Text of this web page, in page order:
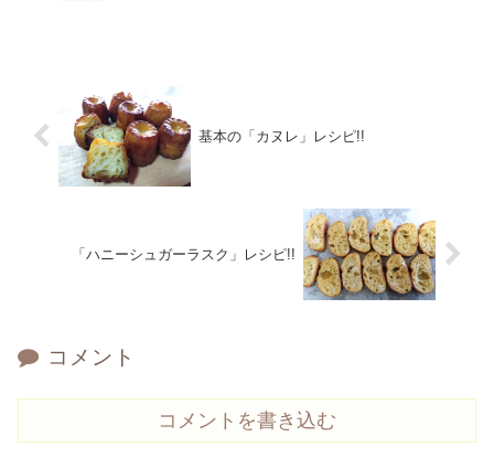
基本の「カヌレ」レシピ!!
「ハニーシュガーラスク」レシピ!!
コメント
コメントを書き込む